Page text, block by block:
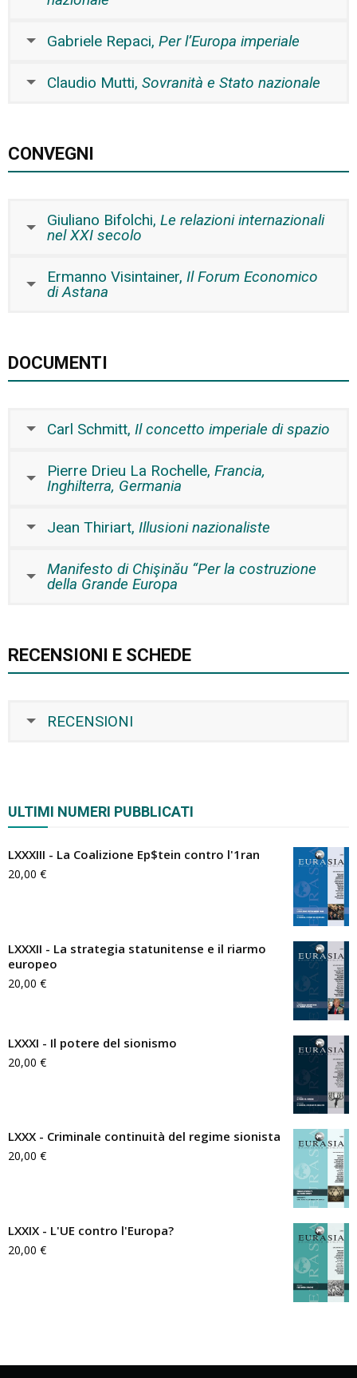
Gabriele Repaci, Per l’Europa imperiale
Claudio Mutti, Sovranità e Stato nazionale
CONVEGNI
Giuliano Bifolchi, Le relazioni internazionali
nel XXI secolo
Ermanno Visintainer, Il Forum Economico
di Astana
DOCUMENTI
Carl Schmitt, Il concetto imperiale di spazio
Pierre Drieu La Rochelle, Francia,
Inghilterra, Germania
Jean Thiriart, Illusioni nazionaliste
Manifesto di Chişinău “Per la costruzione
della Grande Europa
RECENSIONI E SCHEDE
RECENSIONI
ULTIMI NUMERI PUBBLICATI
LXXXIII - La Coalizione Ep$tein contro l'1ran
20,00 €
LXXXII - La strategia statunitense e il riarmo
europeo
20,00 €
LXXXI - Il potere del sionismo
20,00 €
LXXX - Criminale continuità del regime sionista
20,00 €
LXXIX - L'UE contro l'Europa?
20,00 €